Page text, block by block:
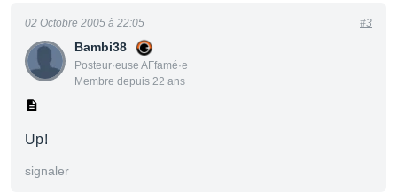
Bambi38
Posteur·euse AFfamé·e
Membre depuis 22 ans
02 Octobre 2005 à 22:05 #3
Up!
signaler